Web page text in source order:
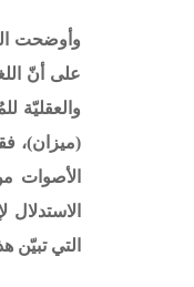
وأوضحت
على أنّ
والعقليّة
(ميزان)،
الأصوات
التي تبيّن